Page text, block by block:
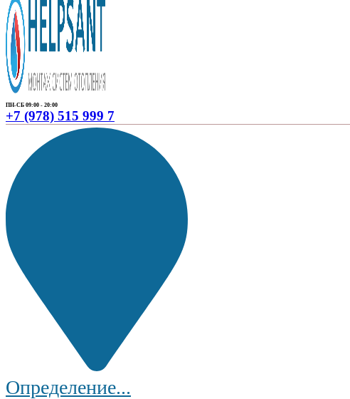
ПН-СБ 09:00 - 20:00
+7 (978) 515 999 7
Определение...